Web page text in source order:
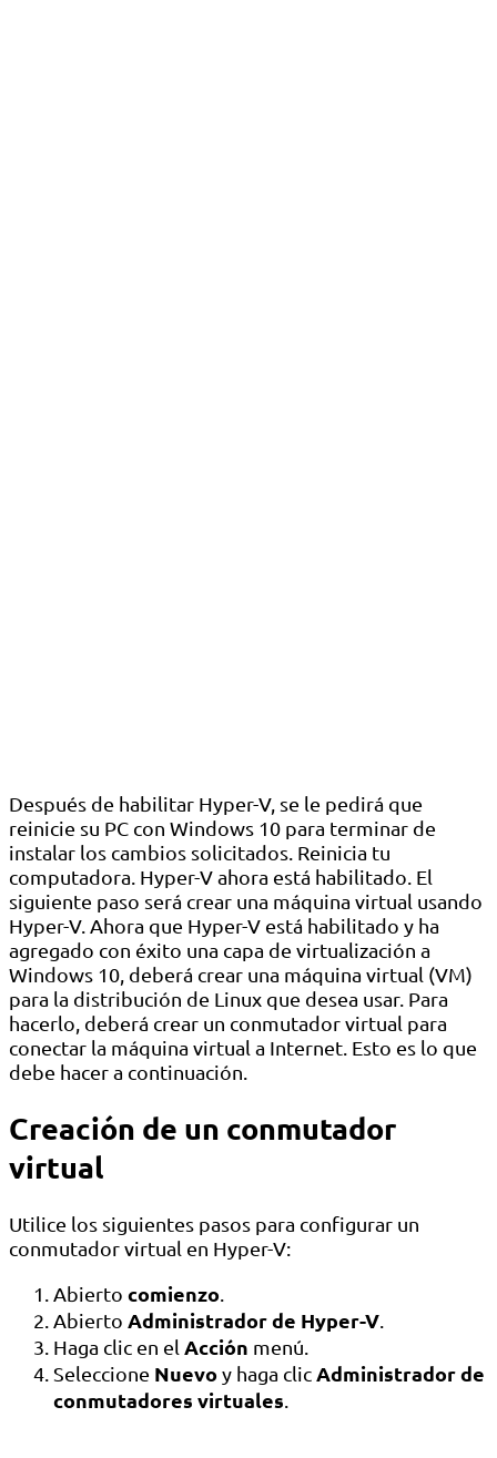
Después de habilitar Hyper-V, se le pedirá que
reinicie su PC con Windows 10 para terminar de
instalar los cambios solicitados. Reinicia tu
computadora. Hyper-V ahora está habilitado. El
siguiente paso será crear una máquina virtual usando
Hyper-V. Ahora que Hyper-V está habilitado y ha
agregado con éxito una capa de virtualización a
Windows 10, deberá crear una máquina virtual (VM)
para la distribución de Linux que desea usar. Para
hacerlo, deberá crear un conmutador virtual para
conectar la máquina virtual a Internet. Esto es lo que
debe hacer a continuación.
Creación de un conmutador
virtual
Utilice los siguientes pasos para configurar un
conmutador virtual en Hyper-V:
Abierto comienzo
Abierto Administrador de Hyper-V
Haga clic en el Acción menú.
Seleccione Nuevo y haga clicAdministrador de
conmutadores virtuales